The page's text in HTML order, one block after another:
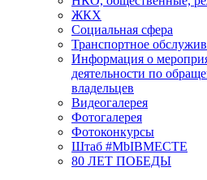
ЖКХ
Социальная сфера
Транспортное
Информация о
деятельности по
владельцев
Видеогалерея
Фотогалерея
Фотоконкурсы
Штаб #MbIBMECTE
80 ЛЕТ ПОБЕДЫ